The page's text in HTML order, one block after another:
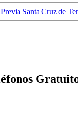
Santa Cruz de